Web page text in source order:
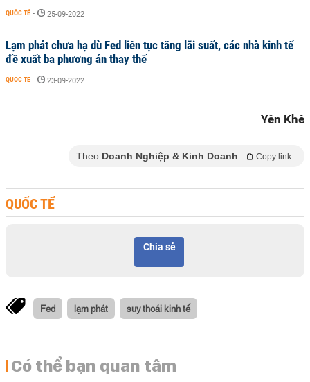
QUỐC TẾ - 25-09-2022
Lạm phát chưa hạ dù Fed liên tục tăng lãi suất, các nhà kinh tế
đề xuất ba phương án thay thế
QUỐC TẾ - 23-09-2022
Yên Khê
Theo Doanh Nghiệp & Kinh Doanh Copy link
QUỐC TẾ
Chia sẻ
Fed lạm phát suy thoái kinh tế
Có thể bạn quan tâm